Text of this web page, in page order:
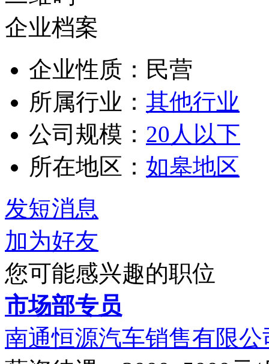
企业档案
企业性质：民营
所属行业： 其他行业
公司规模： 20人以下
所在地区： 如皋地区
发短消息
加为好友
您可能感兴趣的职位
市场部专员
南通恒源汽车销售有限公